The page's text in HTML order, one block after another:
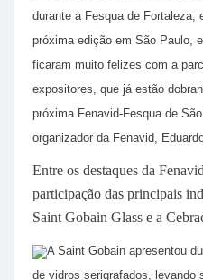
durante a Fesqua de Fortaleza,
próxima edição em São Paulo,
ficaram muito felizes com a
expositores, que já estão
próxima Fenavid-Fesqua de
organizador da Fenavid,
Entre os destaques da
participação das principais
Saint Gobain Glass e a
A Saint Gobain apresentou
de vidros serigrafados, levando